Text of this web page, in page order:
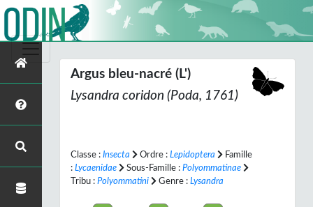
Argus bleu-nacré (L')
Lysandra coridon (Poda, 1761)
Classe : Insecta Ordre : Lepidoptera
Famille
: Lycaenidae Sous-Famille : Polyommatinae
Tribu : Polyommatini Genre : Lysandra